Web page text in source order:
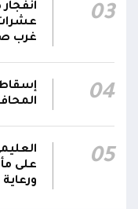
دائمة
يلزم من
يضمن سرعة
مع
03
عشرات
غرب
04
05
على